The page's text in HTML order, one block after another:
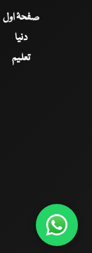
صفحۂ اول
دنیا
تعلیم